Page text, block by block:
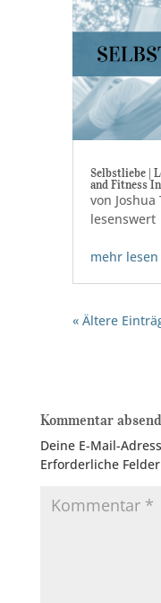
Selbstliebe |
and Fitness
von Joshua
lesenswert
mehr lesen
« Ältere
Kommentar
Deine E-Mail-
Erforderliche